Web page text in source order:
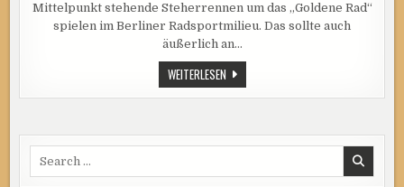
„SEMPER“,
„ARCONA“,
„CORONA“,
Mittelpunkt stehende Steherrennen um das „Goldene Rad“
spielen im Berliner Radsportmilieu. Das sollte auch
äußerlich an…
WEITERLESENSIE
FUHREN
FÜR
„CORONA“,
„STERN“